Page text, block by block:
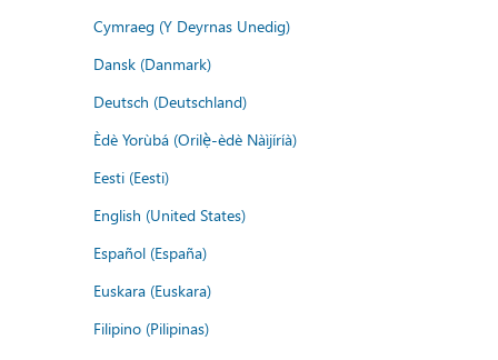
Cymraeg (Y Deyrnas Unedig)
Dansk (Danmark)
Deutsch (Deutschland)
Èdè Yorùbá (Orilẹ̀-èdè Nàìjíríà)
Eesti (Eesti)
English (United States)
Español (España)
Euskara (Euskara)
Filipino (Pilipinas)